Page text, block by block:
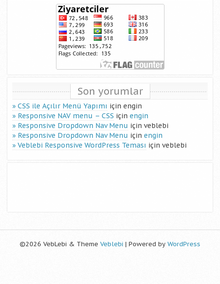
Son yorumlar
CSS ile Açılır Menü Yapımı için engin
Responsive NAV menu – CSS için engin
Responsive Dropdown Nav Menu için veblebi
Responsive Dropdown Nav Menu için engin
Veblebi Responsive WordPress Teması için veblebi
©2026 VebLebi & Theme Veblebi | Powered by WordPress